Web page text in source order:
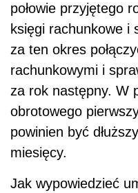
połowie przyjętego
księgi rachunkowe i
za ten okres
rachunkowymi i
za rok następny. W
obrotowego
powinien być
miesięcy.
Jak wypowiedzieć